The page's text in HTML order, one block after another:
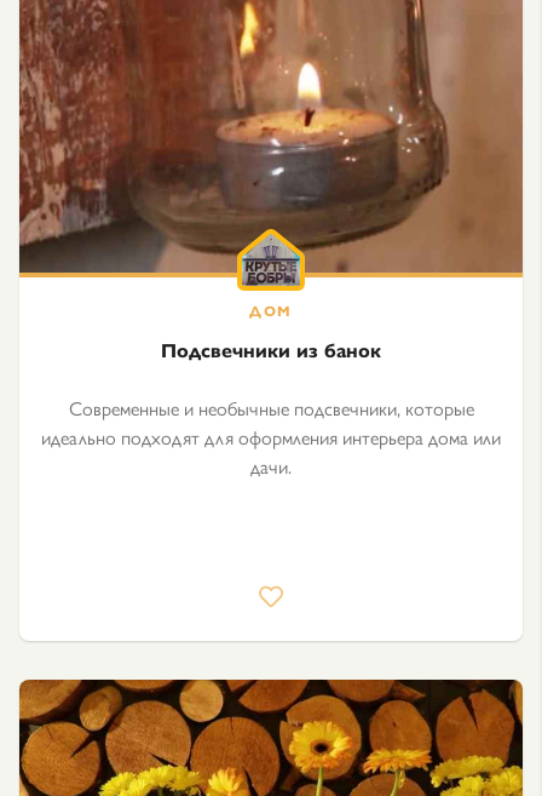
Подсвечники из банок
Современные и необычные подсвечники, которые
идеально подходят для оформления интерьера дома или
дачи.